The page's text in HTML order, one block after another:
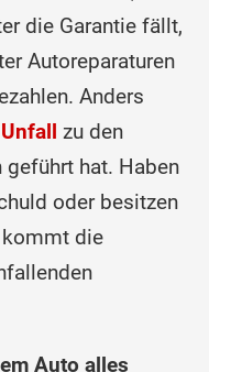
die Garantie fällt,
Autoreparaturen
Anders
Unfall zu den
geführt hat. Haben
oder besitzen
kommt die
Auto alles